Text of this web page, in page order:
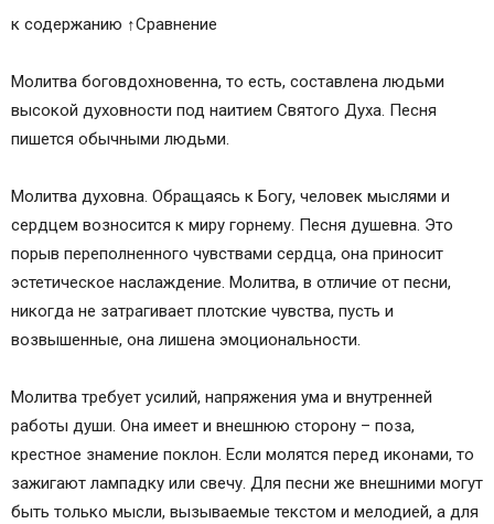
к содержанию ↑Сравнение
Молитва боговдохновенна, то есть, составлена людьми
высокой духовности под наитием Святого Духа. Песня
пишется обычными людьми.
Молитва духовна. Обращаясь к Богу, человек мыслями и
сердцем возносится к миру горнему. Песня душевна. Это
порыв переполненного чувствами сердца, она приносит
эстетическое наслаждение. Молитва, в отличие от песни,
никогда не затрагивает плотские чувства, пусть и
возвышенные, она лишена эмоциональности.
Молитва требует усилий, напряжения ума и внутренней
работы души. Она имеет и внешнюю сторону – поза,
крестное знамение поклон. Если молятся перед иконами, то
зажигают лампадку или свечу. Для песни же внешними могут
быть только мысли, вызываемые текстом и мелодией, а для